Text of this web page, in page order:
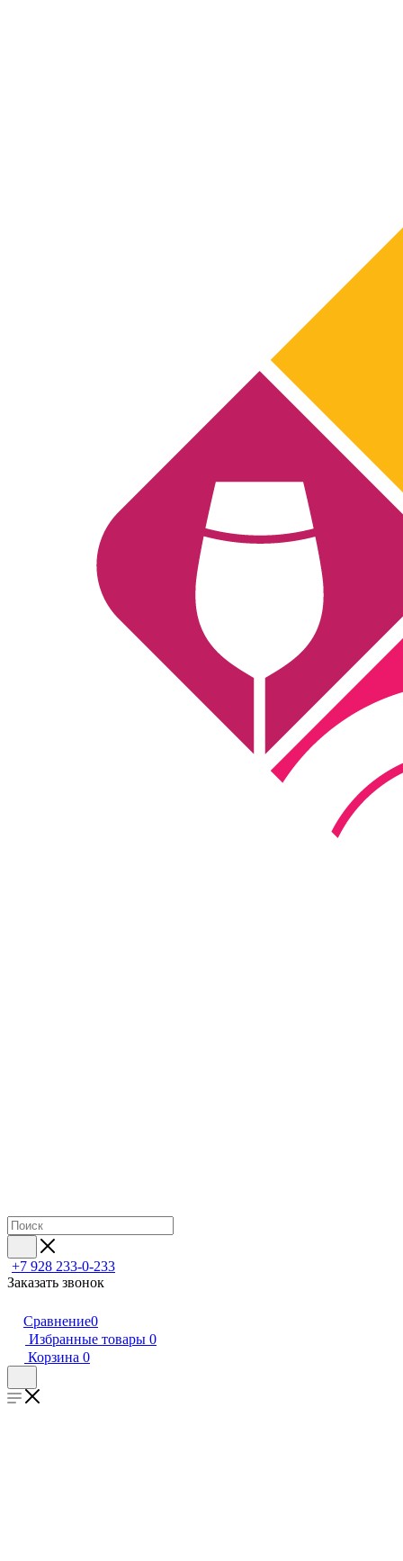
+7 928 233-0-233
Заказать звонок
Сравнение0
Избранные товары 0
Корзина 0